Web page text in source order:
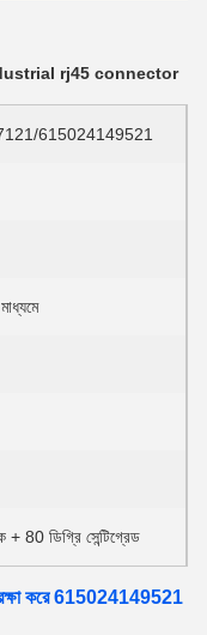
rj45 connector
615024149521
80 ডিগ্রি সেন্টিগ্রেড
করে 615024149521